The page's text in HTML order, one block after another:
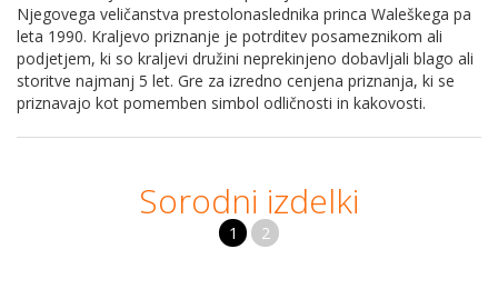
Njegovega veličanstva prestolonaslednika princa Waleškega pa
leta 1990. Kraljevo priznanje je potrditev posameznikom ali
podjetjem, ki so kraljevi družini neprekinjeno dobavljali blago ali
storitve najmanj 5 let. Gre za izredno cenjena priznanja, ki se
priznavajo kot pomemben simbol odličnosti in kakovosti.
Sorodni izdelki
1 2